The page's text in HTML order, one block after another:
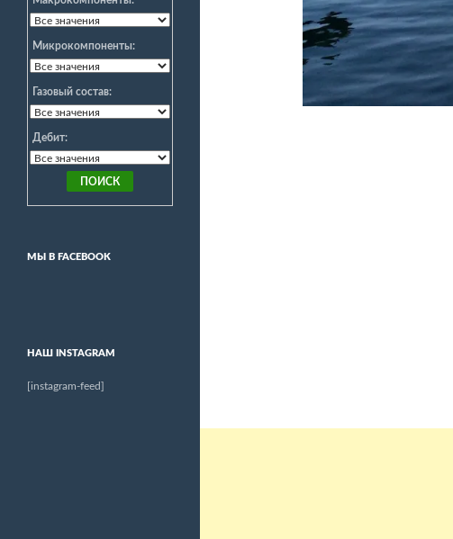
Микрокомпоненты:
Газовый состав:
Дебит:
МЫ В FACEBOOK
НАШ INSTAGRAM
[instagram-feed]